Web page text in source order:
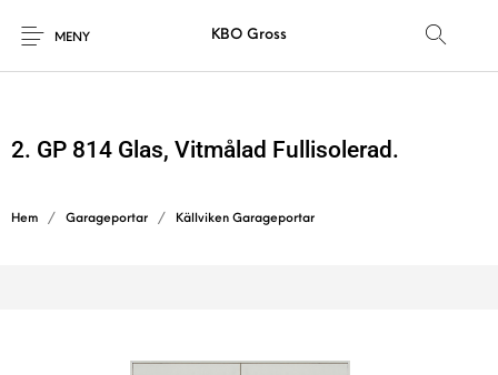
MENY KBO Gross
2. GP 814 Glas, Vitmålad Fullisolerad.
Hem / Garageportar / Källviken Garageportar